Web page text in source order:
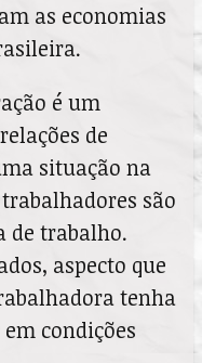
as economias
é um
de
situação na
são
de trabalho.
aspecto que
tenha
condições